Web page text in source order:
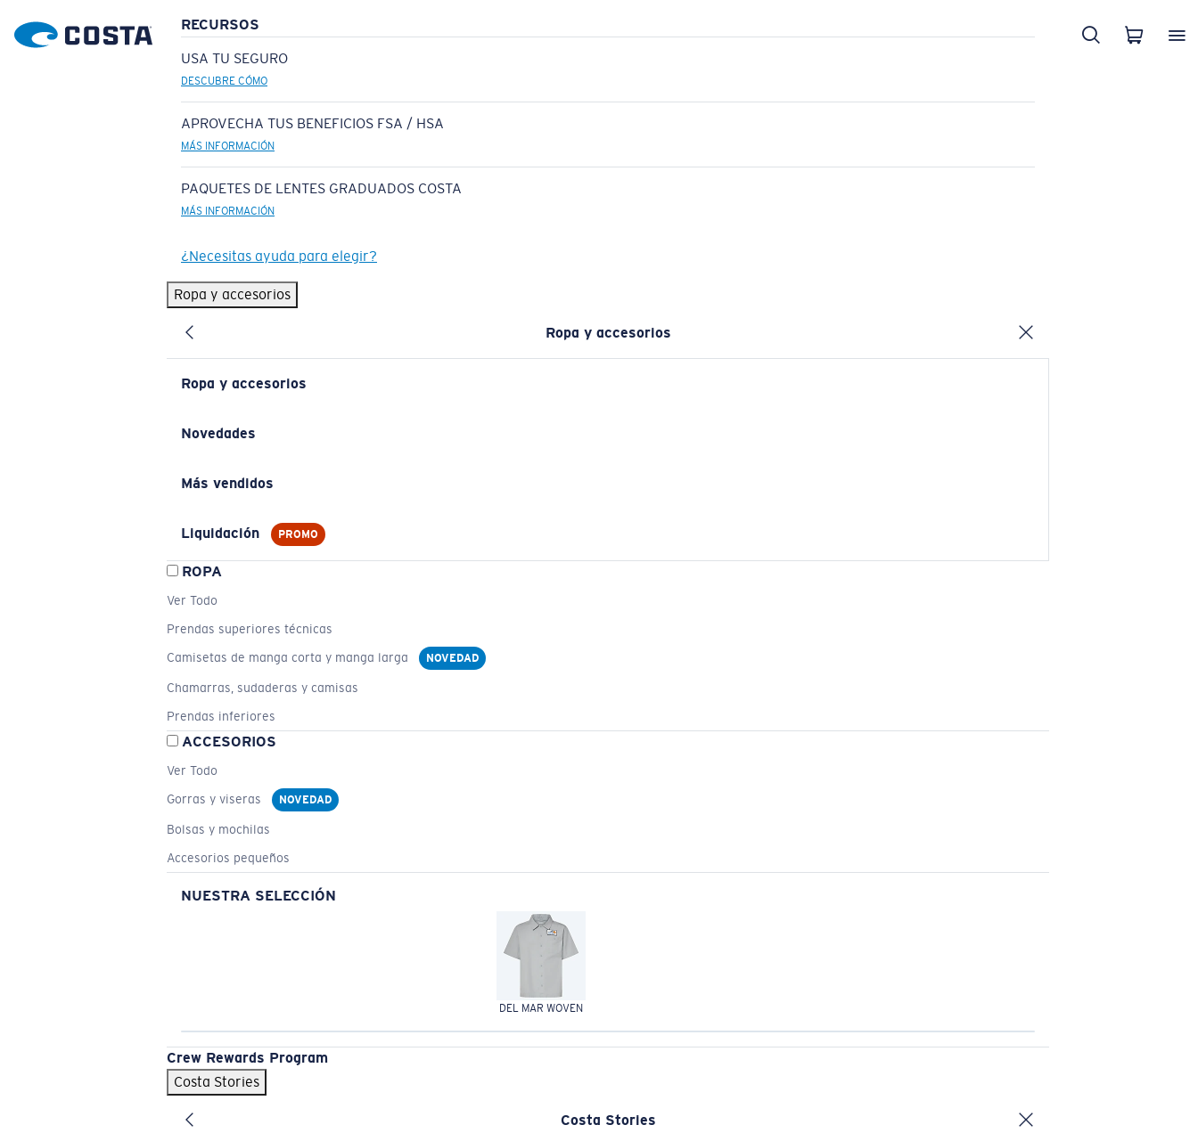
RECURSOS
USA TU SEGURO
DESCUBRE CÓMO
APROVECHA TUS BENEFICIOS FSA / HSA
MÁS INFORMACIÓN
PAQUETES DE LENTES GRADUADOS COSTA
MÁS INFORMACIÓN
¿Necesitas ayuda para elegir?
Ropa y accesorios
Ropa y accesorios
Ropa y accesorios
Novedades
Más vendidos
Liquidación PROMO
ROPA
Ver Todo
Prendas superiores técnicas
Camisetas de manga corta y manga larga
NOVEDAD
Chamarras, sudaderas y camisas
Prendas inferiores
ACCESORIOS
Ver Todo
Gorras y viseras
NOVEDAD
Bolsas y mochilas
Accesorios pequeños
NUESTRA SELECCIÓN
DEL MAR WOVEN
Crew Rewards Program
Costa Stories
Costa Stories